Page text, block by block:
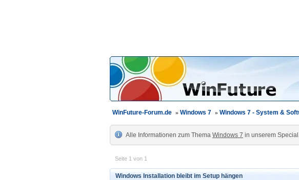
WinFuture-Forum.de » Windows 7 » Windows 7 - System &
Alle Informationen zum Thema Windows 7 in unserem
Seite 1 von 1
Windows Installation bleibt im Setup hängen